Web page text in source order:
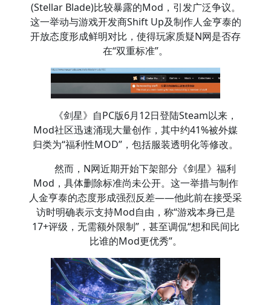
(Stellar Blade)比较暴露的Mod，引发广泛争议。
这一举动与游戏开发商Shift Up及制作人金亨泰的
开放态度形成鲜明对比，使得玩家质疑N网是否存
在“双重标准”。
《剑星》自PC版6月12日登陆Steam以来，
Mod社区迅速涌现大量创作，其中约41%被外媒
归类为“福利性MOD”，包括服装透明化等修改。
然而，N网近期开始下架部分《剑星》福利
Mod，具体删除标准尚未公开。这一举措与制作
人金亨泰的态度形成强烈反差——他此前在接受采
访时明确表示支持Mod自由，称“游戏本身已是
17+评级，无需额外限制”，甚至调侃“想和民间比
比谁的Mod更优秀”。